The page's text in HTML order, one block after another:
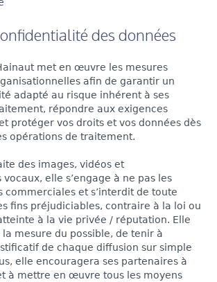
des données
met en œuvre les mesures
afin de garantir un
adapté au risque inhérent à ses
répondre aux exigences
protéger vos droits et vos données dès
opérations de traitement.
des images, vidéos et
elle s’engage à ne pas les
commerciales et s’interdit de toute
fins préjudiciables, contraire à la loi ou
à la vie privée / réputation. Elle
la mesure du possible, de tenir à
de chaque diffusion sur simple
elle encouragera ses partenaires à
à mettre en œuvre tous les moyens